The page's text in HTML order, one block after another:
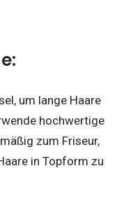
um lange Haare
hochwertige
zum Friseur,
in Topform zu